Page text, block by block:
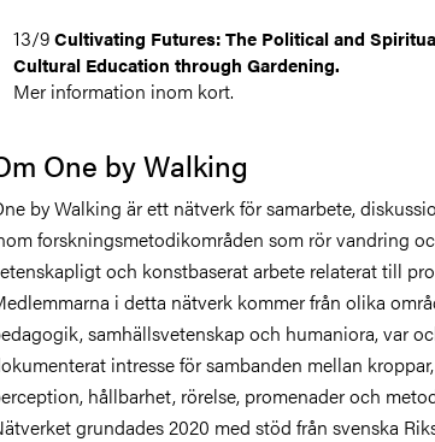
13/9Cultivating Futures: The Political and
Cultural Education through Gardening.
Mer information inom kort.
One by Walking
by Walking är ett nätverk för samarbete,
forskningsmetodikområden som rör vandring
och konstbaserat arbete relaterat till
i detta nätverk kommer från olika
samhällsvetenskap och humaniora, var
intresse för sambanden mellan
hållbarhet, rörelse, promenader och
grundades 2020 med stöd från svenska